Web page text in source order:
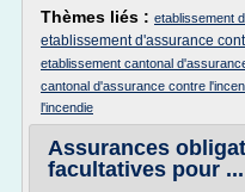
Thèmes liés : etablissement
etablissement d'assurance
etablissement cantonal
cantonal d'assurance contre
l'incendie
Assurances
facultatives pour ...